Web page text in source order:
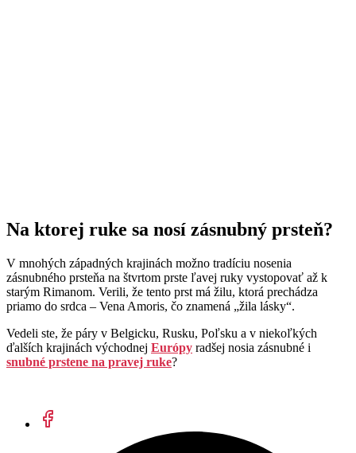
Na ktorej ruke sa nosí zásnubný prsteň?
V mnohých západných krajinách možno tradíciu nosenia
zásnubného prsteňa na štvrtom prste ľavej ruky vystopovať až k
starým Rimanom. Verili, že tento prst má žilu, ktorá prechádza
priamo do srdca – Vena Amoris, čo znamená „žila lásky“.
Vedeli ste, že páry v Belgicku, Rusku, Poľsku a v niekoľkých
ďalších krajinách východnej Európy radšej nosia zásnubné i
snubné prstene na pravej ruke?